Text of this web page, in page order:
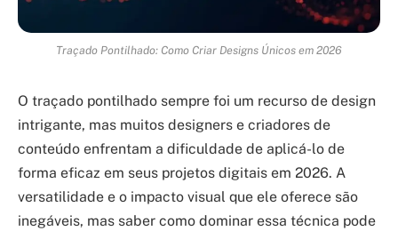
Traçado Pontilhado: Como Criar Designs Únicos em 2026
O traçado pontilhado sempre foi um recurso de design
intrigante, mas muitos designers e criadores de
conteúdo enfrentam a dificuldade de aplicá-lo de
forma eficaz em seus projetos digitais em 2026. A
versatilidade e o impacto visual que ele oferece são
inegáveis, mas saber como dominar essa técnica pode